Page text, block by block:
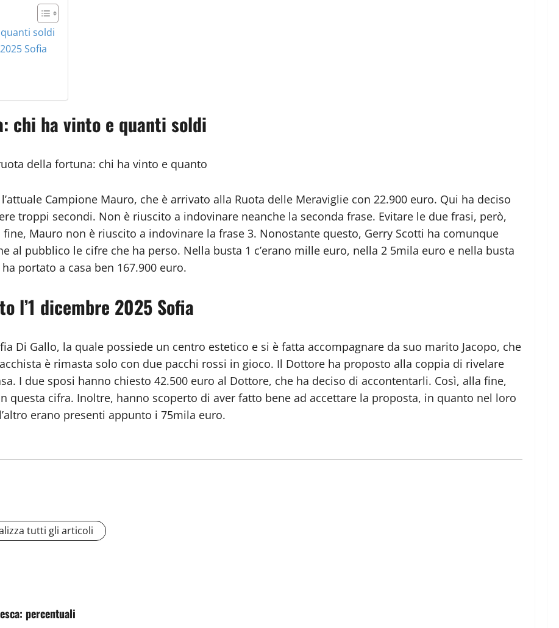
soldi
Sofia
chi ha vinto e quanti soldi
della fortuna: chi ha vinto e quanto
Campione Mauro, che è arrivato alla Ruota delle Meraviglie con 22.900 euro. Qui ha deciso
troppi secondi. Non è riuscito a indovinare neanche la seconda frase. Evitare le due frasi, però,
Mauro non è riuscito a indovinare la frase 3. Nonostante questo, Gerry Scotti ha comunque
al pubblico le cifre che ha perso. Nella busta 1 c’erano mille euro, nella 2 5mila euro e nella busta
portato a casa ben 167.900 euro.
l’1 dicembre 2025 Sofia
Di Gallo, la quale possiede un centro estetico e si è fatta accompagnare da suo marito Jacopo, che
è rimasta solo con due pacchi rossi in gioco. Il Dottore ha proposto alla coppia di rivelare
I due sposi hanno chiesto 42.500 euro al Dottore, che ha deciso di accontentarli. Così, alla fine,
questa cifra. Inoltre, hanno scoperto di aver fatto bene ad accettare la proposta, in quanto nel loro
erano presenti appunto i 75mila euro.
tutti gli articoli
percentuali